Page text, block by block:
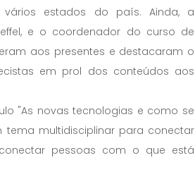
vários estados do país. Ainda, a
e o coordenador do curso de
aos presentes e destacaram o
em prol dos conteúdos aos
"As novas tecnologias e como se
multidisciplinar para conectar
pessoas com o que está